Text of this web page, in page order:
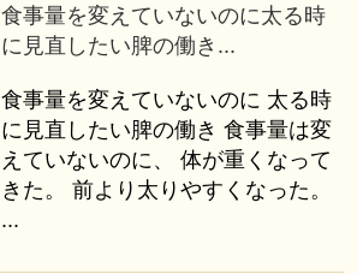
食事量を変えていないのに太る時
に見直したい脾の働き...
食事量を変えていないのに 太る時
に見直したい脾の働き 食事量は変
えていないのに、 体が重くなって
きた。 前より太りやすくなった。
...